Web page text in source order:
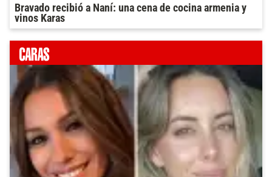
Bravado recibió a Naní: una cena de cocina armenia y
vinos Karas